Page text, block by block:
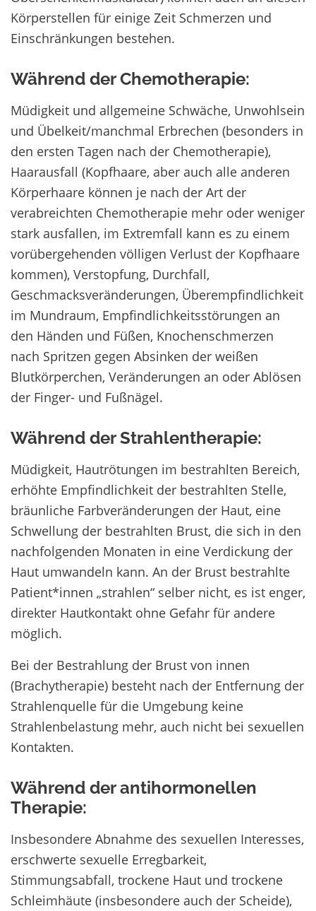
Körperstellen für einige Zeit Schmerzen und
Einschränkungen bestehen.
Während der Chemotherapie:
Müdigkeit und allgemeine Schwäche, Unwohlsein
und Übelkeit/manchmal Erbrechen (besonders in
den ersten Tagen nach der Chemotherapie),
Haarausfall (Kopfhaare, aber auch alle anderen
Körperhaare können je nach der Art der
verabreichten Chemotherapie mehr oder weniger
stark ausfallen, im Extremfall kann es zu einem
vorübergehenden völligen Verlust der Kopfhaare
kommen), Verstopfung, Durchfall,
Geschmacksveränderungen, Überempfindlichkeit
im Mundraum, Empfindlichkeitsstörungen an
den Händen und Füßen, Knochenschmerzen
nach Spritzen gegen Absinken der weißen
Blutkörperchen, Veränderungen an oder Ablösen
der Finger- und Fußnägel.
Während der Strahlentherapie:
Müdigkeit, Hautrötungen im bestrahlten Bereich,
erhöhte Empfindlichkeit der bestrahlten Stelle,
bräunliche Farbveränderungen der Haut, eine
Schwellung der bestrahlten Brust, die sich in den
nachfolgenden Monaten in eine Verdickung der
Haut umwandeln kann. An der Brust bestrahlte
Patient*innen „strahlen“ selber nicht, es ist enger,
direkter Hautkontakt ohne Gefahr für andere
möglich.
Bei der Bestrahlung der Brust von innen
(Brachytherapie) besteht nach der Entfernung der
Strahlenquelle für die Umgebung keine
Strahlenbelastung mehr, auch nicht bei sexuellen
Kontakten.
Während der antihormonellen
Therapie:
Insbesondere Abnahme des sexuellen Interesses,
erschwerte sexuelle Erregbarkeit,
Stimmungsabfall, trockene Haut und trockene
Schleimhäute (insbesondere auch der Scheide),